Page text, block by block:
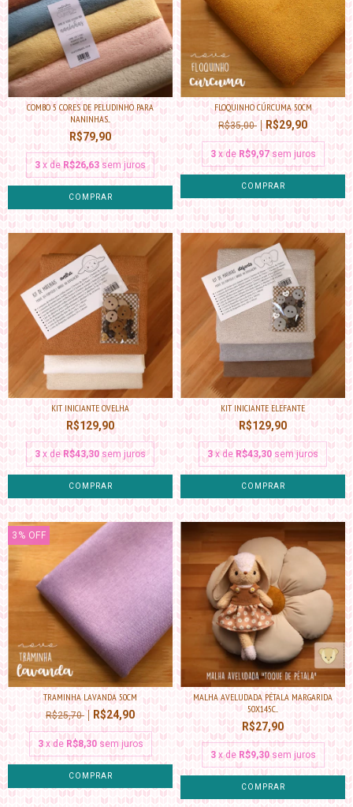
COMBO 5 CORES DE PELUDINHO PARA
NANINHAS...
R$79,90
3 x deR$26,63 sem juros
FLOQUINHO CÚRCUMA 50CM
R$35,00 R$29,90
3 x de R$9,97 sem juros
KIT INICIANTE OVELHA
R$129,90
3 x deR$43,30 sem juros
KIT INICIANTE ELEFANTE
R$129,90
3 x de R$43,30 sem juros
3 % OFF
TRAMINHA LAVANDA 50CM
R$25,70 R$24,90
3 x de R$8,30 sem juros
MALHA AVELUDADA PÉTALA MARGARIDA
50X145C...
R$27,90
3 x de R$9,30 sem juros